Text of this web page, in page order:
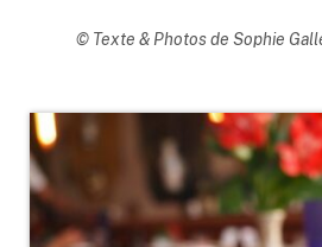
© Texte & Photos de Sophie